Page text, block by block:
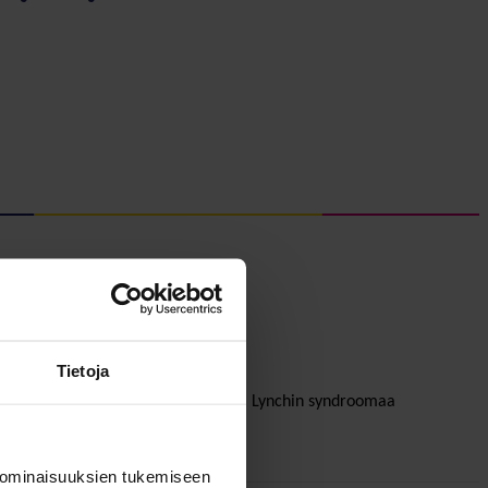
Tietoja
tukemiseen
ja heidän läheistensä sekä Lynchin syndroomaa